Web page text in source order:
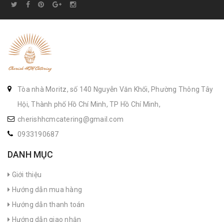
Tòa nhà Moritz, số 140 Nguyễn Văn Khối, Phường Thông Tây
Hội, Thành phố Hồ Chí Minh, TP Hồ Chí Minh,
cherishhcmcatering@gmail.com
0933190687
DANH MỤC
Giới thiệu
Hướng dẫn mua hàng
Hướng dẫn thanh toán
Hướng dẫn giao nhận